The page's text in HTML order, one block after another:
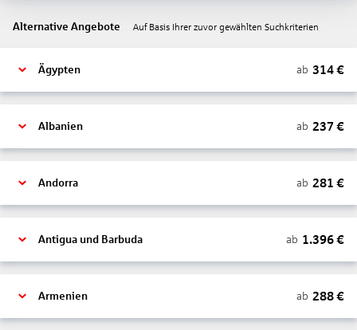
Alternative Angebote Auf Basis Ihrer zuvor gewählten Suchkriterien
Ägypten ab 314€
Albanien ab 237 €
Andorra ab 281 €
Antigua und Barbuda ab 1.396€
Armenien ab 288€